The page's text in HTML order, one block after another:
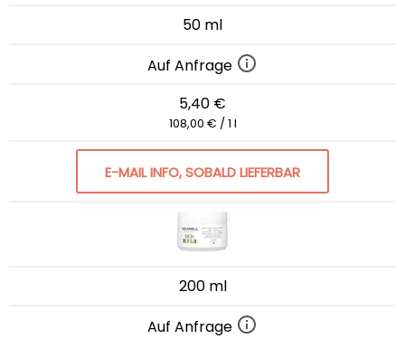
50 ml
Auf Anfrage
5,40 €
108,00 € / 1 l
E-MAIL INFO, SOBALD LIEFERBAR
200 ml
Auf Anfrage